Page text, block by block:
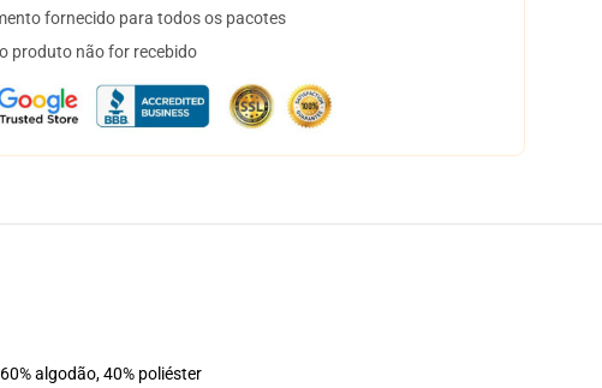
fornecido para todos os pacotes
produto não for recebido
algodão, 40% poliéster